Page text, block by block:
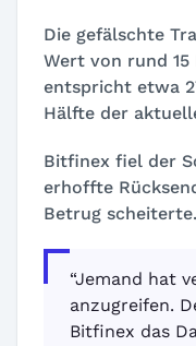
Die gefälschte
Wert von rund
entspricht etwa
Hälfte der
Bitfinex fiel der
erhoffte
Betrug scheiterte.
“Jemand hat
anzugreifen.
Bitfinex das